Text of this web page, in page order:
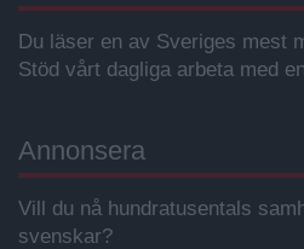
Du läser en av Sveriges mest
Stöd vårt dagliga arbeta med en
Annonsera
Vill du nå hundratusentals
svenskar?